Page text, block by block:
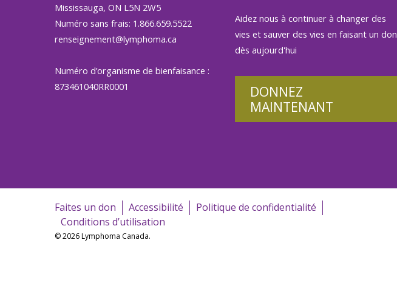
Mississauga, ON L5N 2W5
Numéro sans frais: 1.866.659.5522
renseignement@lymphoma.ca
Numéro d’organisme de bienfaisance :
873461040RR0001
Aidez nous à continuer à changer des
vies et sauver des vies en faisant un don
dès aujourd'hui
DONNEZ
MAINTENANT
Faites un don Accessibilité
Politique de confidentialité
Conditions d’utilisation
© 2026 Lymphoma Canada.